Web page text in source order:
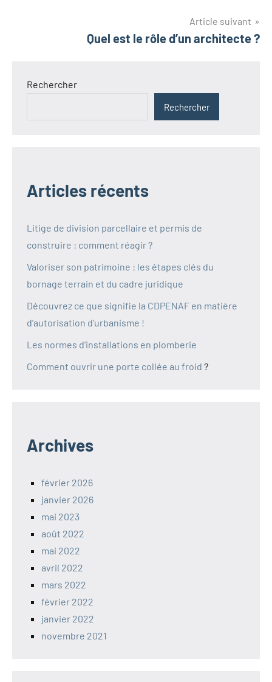
Article suivant
Quel est le rôle d’un architecte ?
Rechercher
Rechercher
Articles récents
Litige de division parcellaire et permis de
construire : comment réagir ?
Valoriser son patrimoine : les étapes clés du
bornage terrain et du cadre juridique
Découvrez ce que signifie la CDPENAF en matière
d’autorisation d’urbanisme !
Les normes d’installations en plomberie
Comment ouvrir une porte collée au froid ?
Archives
février 2026
janvier 2026
mai 2023
août 2022
mai 2022
avril 2022
mars 2022
février 2022
janvier 2022
novembre 2021